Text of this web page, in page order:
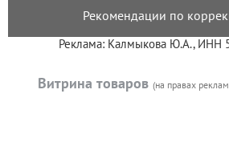
Рекомендации по
Реклама: Калмыкова Ю.А., ИНН
Витрина товаров (на правах